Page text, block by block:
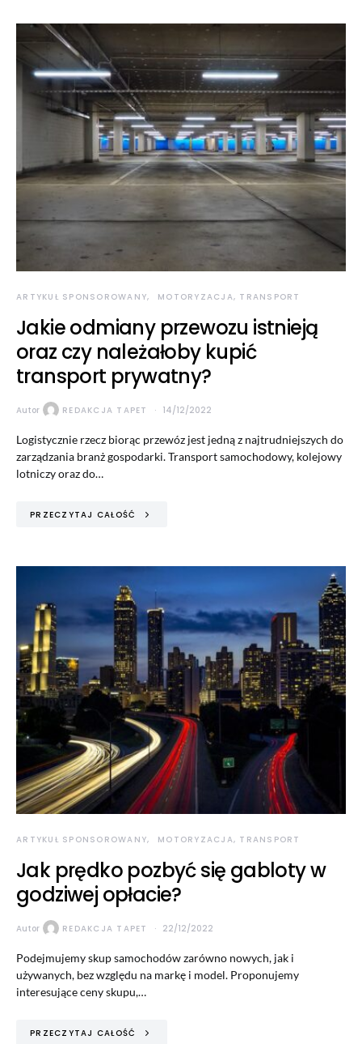
ARTYKUŁ SPONSOROWANY MOTORYZACJA, TRANSPORT
Jakie odmiany przewozu istnieją
oraz czy należałoby kupić
transport prywatny?
Autor REDAKCJA TAPET 14/12/2022
Logistycznie rzecz biorąc przewóz jest jedną z najtrudniejszych do
zarządzania branż gospodarki. Transport samochodowy, kolejowy
lotniczy oraz do…
PRZECZYTAJ CAŁOŚĆ
ARTYKUŁ SPONSOROWANY MOTORYZACJA, TRANSPORT
Jak prędko pozbyć się gabloty w
godziwej opłacie?
Autor REDAKCJA TAPET 22/12/2022
Podejmujemy skup samochodów zarówno nowych, jak i
używanych, bez względu na markę i model. Proponujemy
interesujące ceny skupu,…
PRZECZYTAJ CAŁOŚĆ